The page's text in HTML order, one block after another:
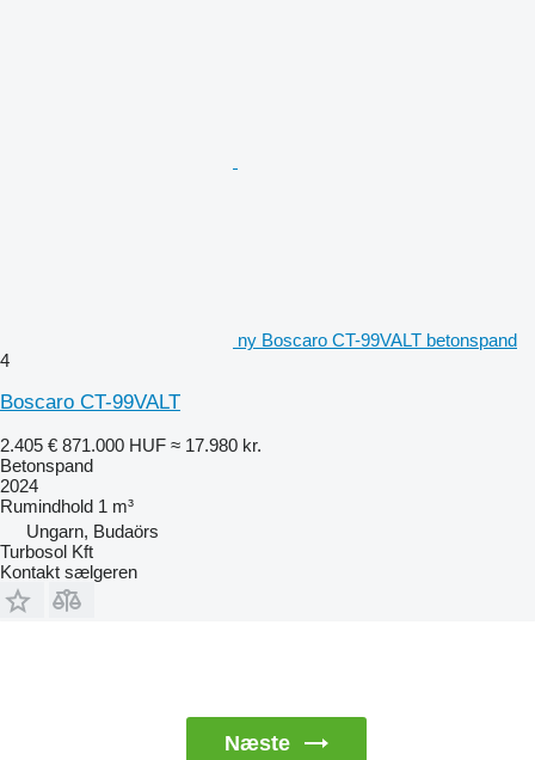
ny Boscaro CT-99VALT betonspand
4
Boscaro CT-99VALT
2.405 € 871.000 HUF ≈ 17.980 kr.
Betonspand
2024
Rumindhold 1 m³
Ungarn, Budaörs
Turbosol Kft
Kontakt sælgeren
Næste